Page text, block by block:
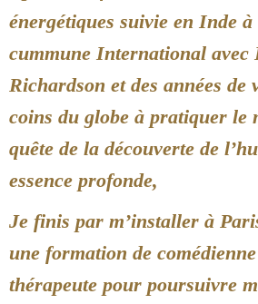
énergétiques suivie en Inde à
cummune International avec
Richardson et des années de
coins du globe à pratiquer le
quête de la découverte de
essence profonde,
Je finis par m’installer à
une formation de
thérapeute pour poursuivre